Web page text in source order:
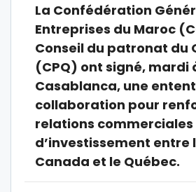
La Confédération
Entreprises du Maroc
Conseil du patronat du
(CPQ) ont signé, mardi
Casablanca, une
collaboration pour
relations commerciales
d’investissement entre
Canada et le Québec.